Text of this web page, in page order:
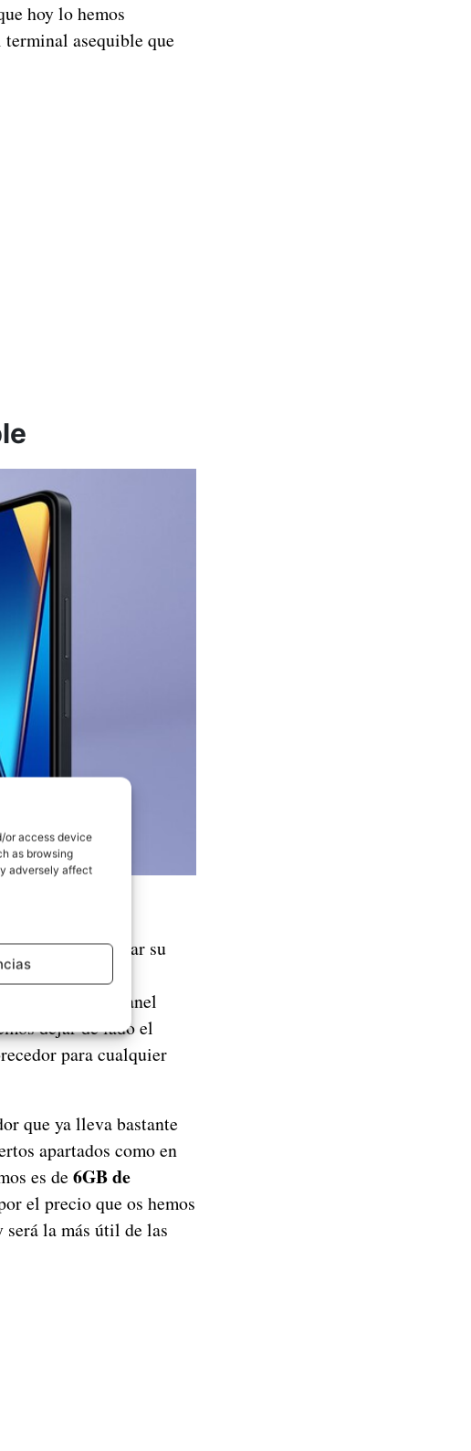
or access device
as browsing
adversely affect
hoy lo hemos
terminal asequible que
podemos
buscando renovar su
sentido, no
cuenta con un panel
dejar de lado el
para cualquier
que ya lleva bastante
apartados como en
es de 6GB de
el precio que os hemos
será la más útil de las